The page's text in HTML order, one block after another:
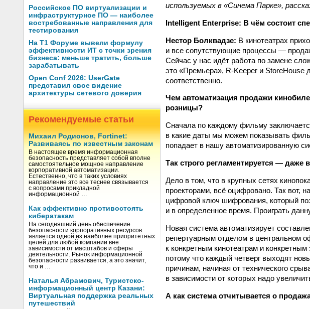
Российское ПО виртуализации и
инфраструктурное ПО — наиболее
востребованные направления для
тестирования
На Т1 Форуме вывели формулу
эффективности ИТ с точки зрения
бизнеса: меньше тратить, больше
зарабатывать
Open Conf 2026: UserGate
представил свое видение
архитектуры сетевого доверия
Рекомендуемые статьи
Михаил Родионов, Fortinet:
Развиваясь по известным законам
В настоящее время информационная
безопасность представляет собой вполне
самостоятельное мощное направление
корпоративной автоматизации.
Естественно, что в таких условиях
направление это все теснее связывается
с вопросами прикладной
информационной …
Как эффективно противостоять
кибератакам
На сегодняшний день обеспечение
безопасности корпоративных ресурсов
является одной из наиболее приоритетных
целей для любой компании вне
зависимости от масштабов и сферы
деятельности. Рынок информационной
безопасности развивается, а это значит,
что и …
Наталья Абрамович, Туристско-
информационный центр Казани:
Виртуальная поддержка реальных
путешествий
используемых в «Синема Парке»,
Intelligent Enterprise: В чём состоит
Нестор Болквадзе: В кино­театрах
и все сопутствующие процессы —
Сейчас у нас идёт работа по замене
это «Премьера», R-Keeper и StoreHouse
соответственно.
Чем автоматизация продажи
розницы?
Сначала по каждому фильму
в какие даты мы можем показывать
попадает в нашу автоматизированную
Так строго регламентируется — даже
Дело в том, что в крупных сетях
проекторами, всё оцифровано. Так вот,
цифровой ключ шифрования, который
и в определенное время. Проиграть
Новая система автоматизирует
репертуарным отделом в центральном
к конкретным кинотеатрам и
потому что каждый четверг выходят
причинам, начиная от технического
в зависимости от которых надо
А как система отчитывается о